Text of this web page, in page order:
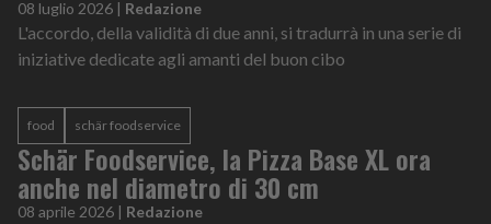
08 luglio 2026 | Redazione
L'accordo, della validità di due anni, si tradurrà in una serie di
iniziative dedicate agli amanti del buon cibo
food schär foodservice
Schär Foodservice, la Pizza Base XL ora
anche nel diametro di 30 cm
08 aprile 2026 | Redazione